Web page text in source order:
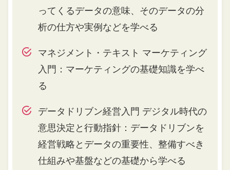
ってくるデータの意味、そのデータの分
析の仕方や実例などを学べる
マネジメント・テキスト マーケティング
入門：マーケティングの基礎知識を学べ
る
データドリブン経営入門 デジタル時代の
意思決定と行動指針：データドリブンを
経営戦略とデータの重要性、整備すべき
仕組みや基盤などの基礎から学べる